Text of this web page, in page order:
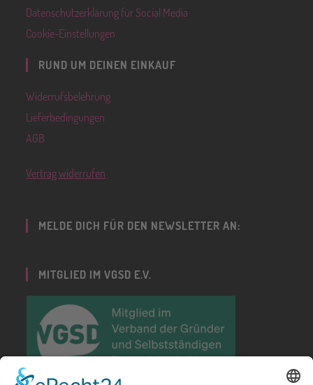
Datenschutzerklärung für Social Media
Cookie-Einstellungen
RUND UM DEINEN EINKAUF
Widerrufsbelehrung
Lieferbedingungen
AGB
Vertrag widerrufen
MELDE DICH FÜR DEN NEWSLETTER AN:
MITGLIED IM VGSD E.V.